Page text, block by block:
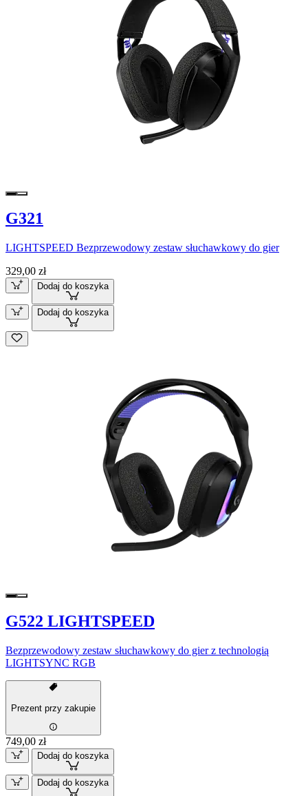
G321
LIGHTSPEED Bezprzewodowy zestaw słuchawkowy do gier
329,00 zł
Dodaj do koszyka
Dodaj do koszyka
G522 LIGHTSPEED
Bezprzewodowy zestaw słuchawkowy do gier z technologią
LIGHTSYNC RGB
Prezent przy zakupie
749,00 zł
Dodaj do koszyka
Dodaj do koszyka